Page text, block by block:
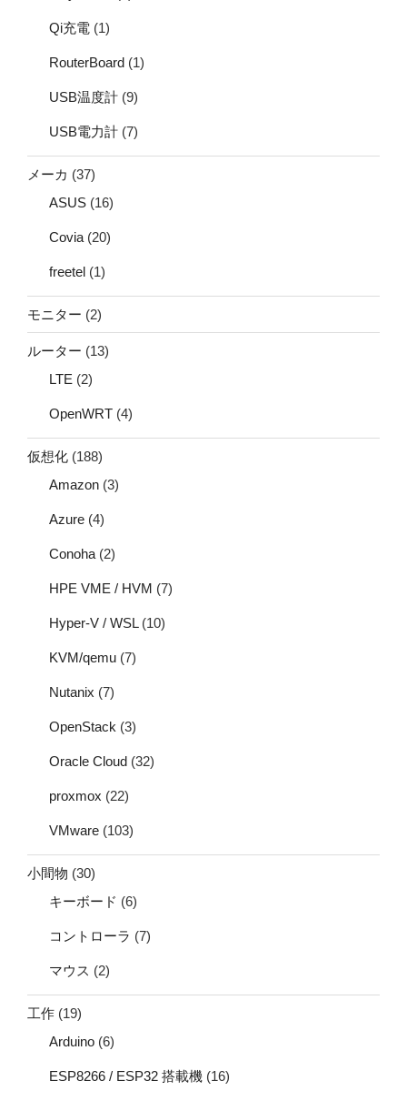
Qi充電 (1)
RouterBoard (1)
USB温度計 (9)
USB電力計 (7)
メーカ (37)
ASUS (16)
Covia (20)
freetel (1)
モニター (2)
ルーター (13)
LTE (2)
OpenWRT (4)
仮想化 (188)
Amazon (3)
Azure (4)
Conoha (2)
HPE VME / HVM (7)
Hyper-V / WSL(10)
KVM/qemu (7)
Nutanix (7)
OpenStack (3)
Oracle Cloud (32)
proxmox (22)
VMware (103)
小間物 (30)
キーボード (6)
コントローラ (7)
マウス (2)
工作 (19)
Arduino (6)
ESP8266 / ESP32 搭載機 (16)